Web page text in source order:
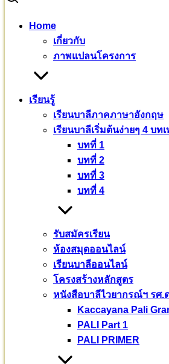
Home
เกี่ยวกับ
ภาพแปลนโครงการ
เรียนรู้
เรียนบาลีภาคภาษาอังกฤษ
เรียนบาลีเริ่มต้นง่ายๆ 4 บท
บทที่ 1
บทที่ 2
บทที่ 3
บทที่ 4
รับสมัครเรียน
ห้องสมุดออนไลน์
เรียนบาลีออนไลน์
โครงสร้างหลักสูตร
หนังสือบาลีไวยากรณ์ฯ รศ.
Kaccayana Pali
PALI Part 1
PALI PRIMER
Search
ขออนุโมทนาบุญ ดร.สกล เหลืองไพฑูร
ขออนุโมทนาบุญ ดร.สกล
เจ้าภาพถวายภัตตาหาร เ
17 กันยายน 256525 กันยายน 2022
บาลีเถรวาทราชวิทยาลัย
ขออนุโมทนาบุญ
เจ้าภาพถวายภัตตาหาร เช้า เพล น้ำป
วันละ ๓ – ๕ รูป โดยการนำของพระธร
สงฆ์สามเณรผู้จำพรรษา ๑๕ รูป รวม ๒๐
ที่นี่ จะเป็นราชวิทยาลัยสำหรับสามเณร